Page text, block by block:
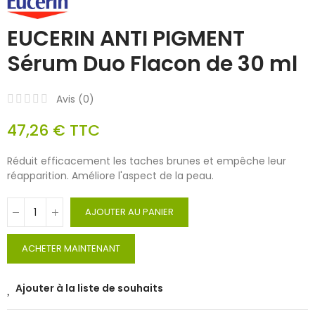
EUCERIN ANTI PIGMENT
Sérum Duo Flacon de 30 ml
Avis (0)
47,26 € TTC
Réduit efficacement les taches brunes et empêche leur
réapparition. Améliore l'aspect de la peau.
AJOUTER AU PANIER
ACHETER MAINTENANT
Ajouter à la liste de souhaits